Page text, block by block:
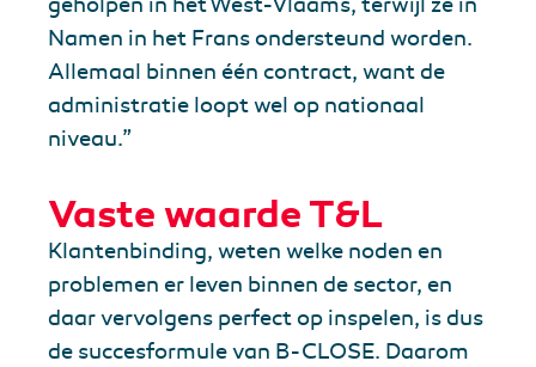
Namen in het Frans ondersteund worden.
Allemaal binnen één contract, want de
administratie loopt wel op nationaal
niveau.”
Vaste waarde T&L
Klantenbinding, weten welke noden en
problemen er leven binnen de sector, en
daar vervolgens perfect op inspelen, is dus
de succesformule van B-CLOSE. Daarom